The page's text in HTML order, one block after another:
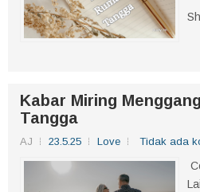
Kabar Miring
Tangga
AJ 23.5.25 Love Tidak ada